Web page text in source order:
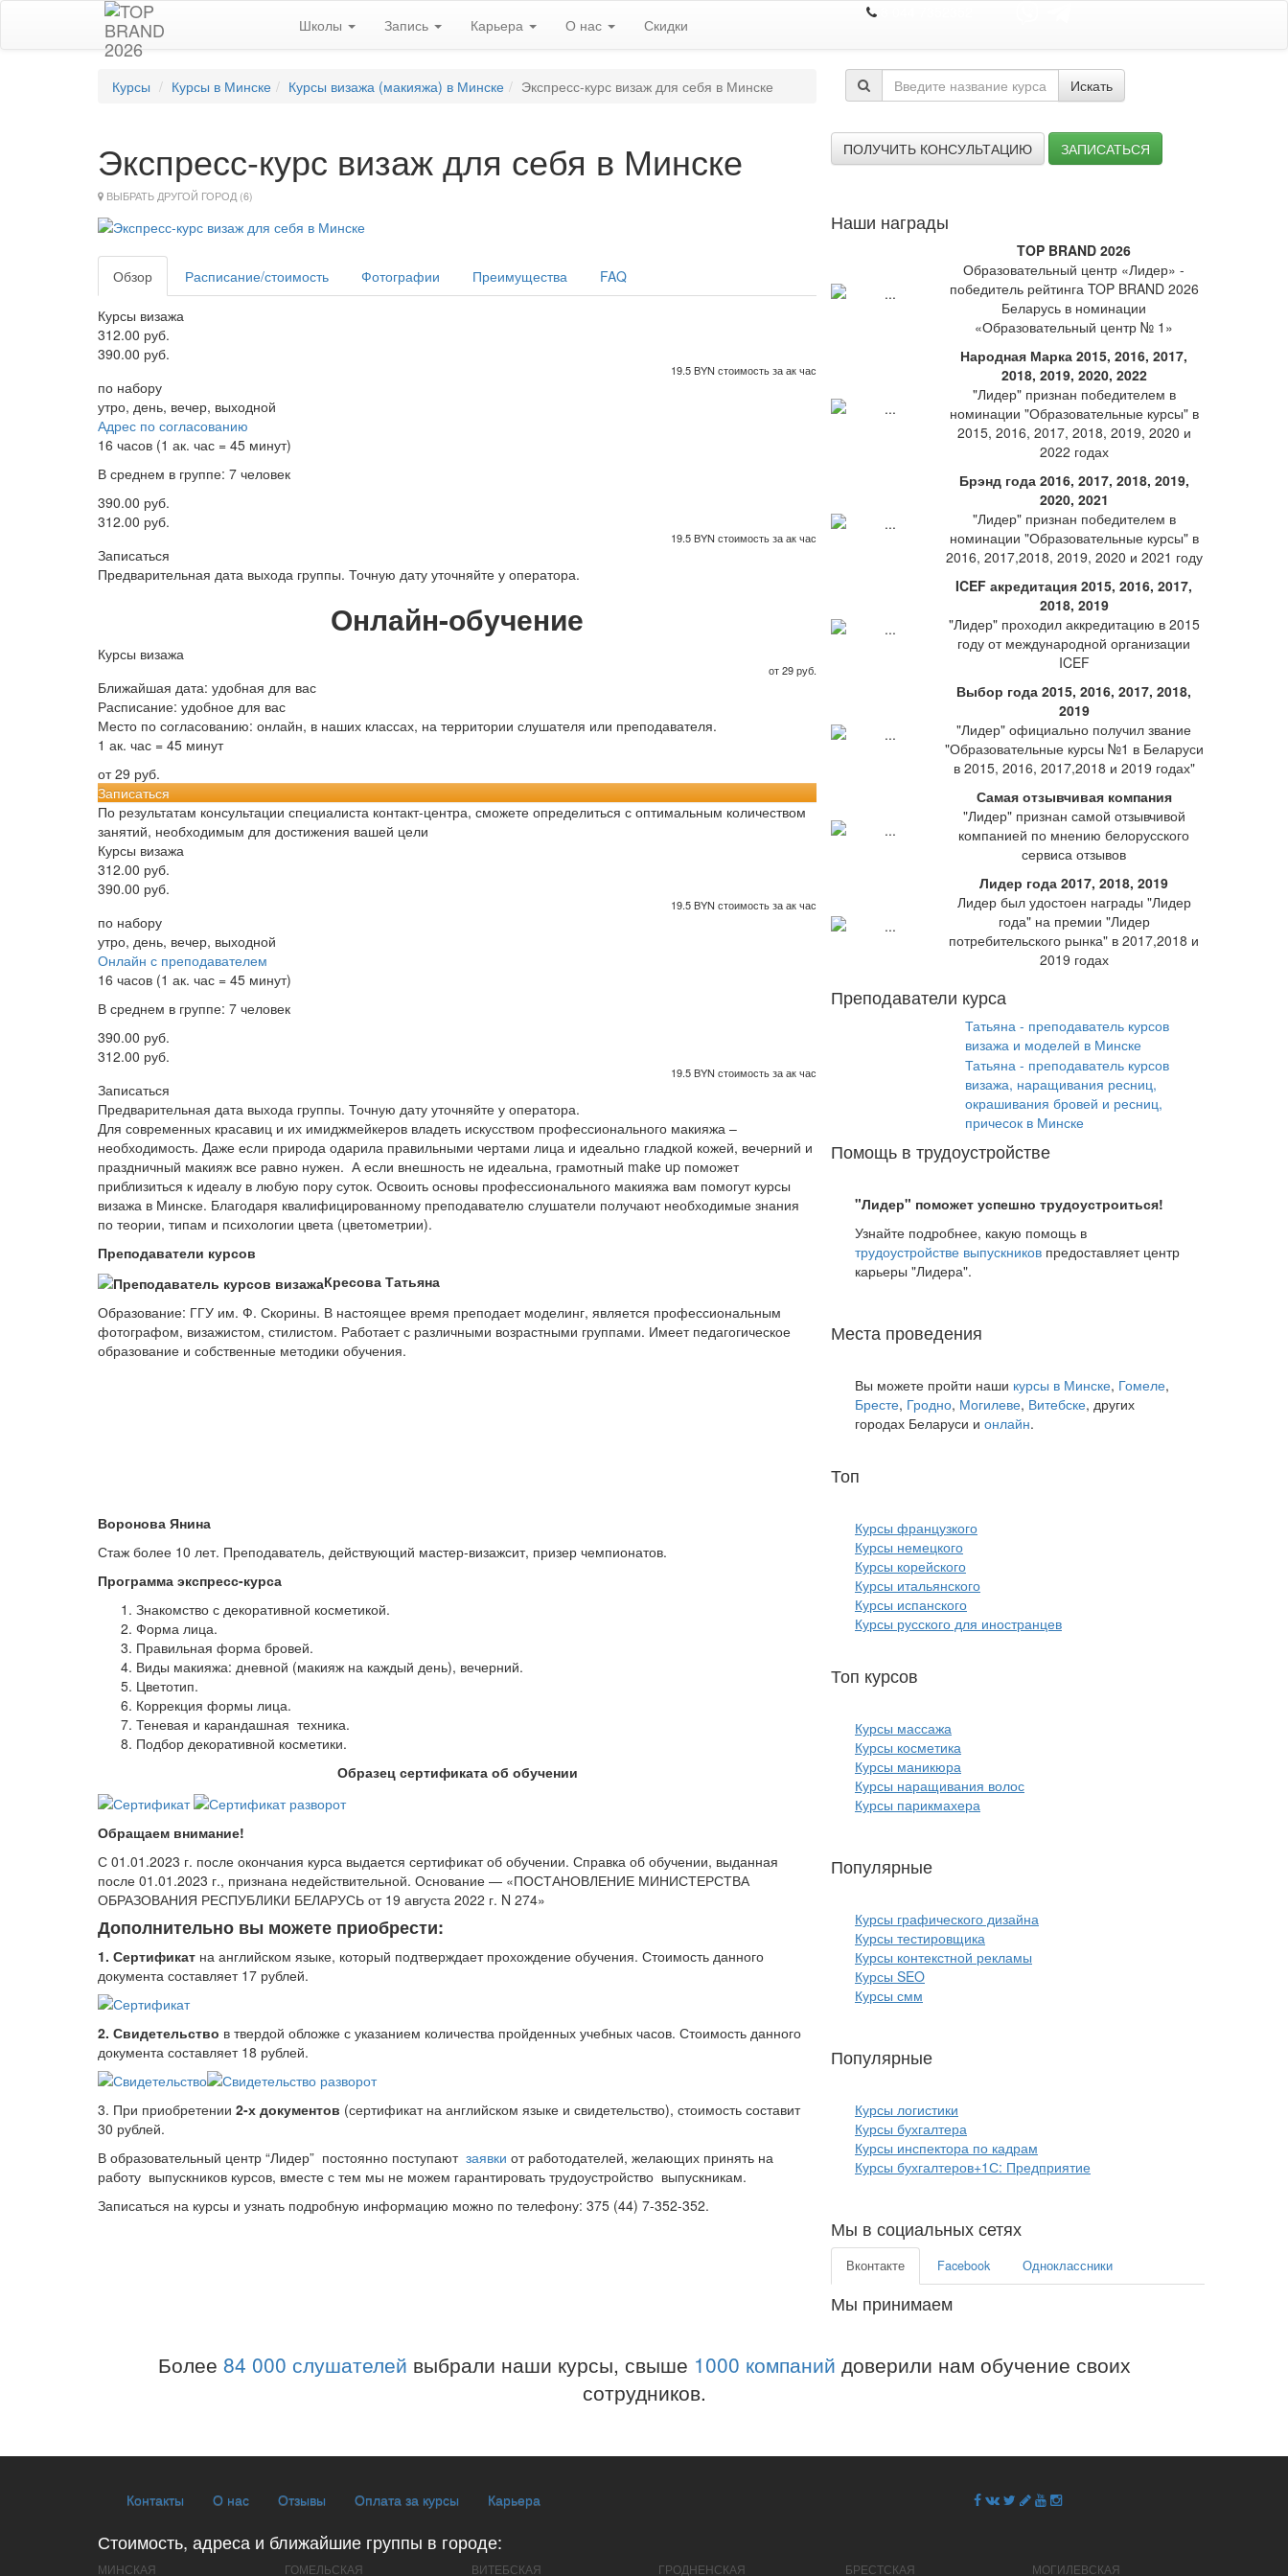
Школы Запись Карьера О нас Скидки
Курсы Курсы в Минске Курсы визажа (макияжа) в Минске Экспресс-курс визаж для себя в Минске Искать
Экспресс-курс визаж для себя в Минске ПОЛУЧИТЬ КОНСУЛЬТАЦИЮ ЗАПИСАТЬСЯ
ВЫБРАТЬ ДРУГОЙ ГОРОД (6)
Обзор Расписание/стоимость Фотографии Преимущества FAQ
Курсы визажа
312.00 руб.
390.00 руб.
19.5 BYN стоимость за ак час
по набору
утро, день, вечер, выходной
Адрес по согласованию
16 часов (1 ак. час = 45 минут)
В среднем в группе: 7 человек
390.00 руб.
312.00 руб.
19.5 BYN стоимость за ак час
Записаться
Предварительная дата выхода группы. Точную дату уточняйте у оператора.
Онлайн-обучение
Курсы визажа
от 29 руб.
Ближайшая дата: удобная для вас
Расписание: удобное для вас
Место по согласованию: онлайн, в наших классах, на территории слушателя или преподавателя.
1 ак. час = 45 минут
от 29 руб.
Записаться
По результатам консультации специалиста контакт-центра, сможете определиться с оптимальным количеством
занятий, необходимым для достижения вашей цели
Курсы визажа
312.00 руб.
390.00 руб.
19.5 BYN стоимость за ак час
по набору
утро, день, вечер, выходной
Онлайн с преподавателем
16 часов (1 ак. час = 45 минут)
В среднем в группе: 7 человек
390.00 руб.
312.00 руб.
19.5 BYN стоимость за ак час
Записаться
Предварительная дата выхода группы. Точную дату уточняйте у оператора.
Для современных красавиц и их имиджмейкеров владеть искусством профессионального макияжа –
необходимость. Даже если природа одарила правильными чертами лица и идеально гладкой кожей, вечерний и
праздничный макияж все равно нужен. А если внешность не идеальна, грамотный make up поможет
приблизиться к идеалу в любую пору суток. Освоить основы профессионального макияжа вам помогут курсы
визажа в Минске. Благодаря квалифицированному преподавателю слушатели получают необходимые знания
по теории, типам и психологии цвета (цветометрии).
Преподаватели курсов
Кресова Татьяна
Образование: ГГУ им. Ф. Скорины. В настоящее время преподает моделинг, является профессиональным
фотографом, визажистом, стилистом. Работает с различными возрастными группами. Имеет педагогическое
образование и собственные методики обучения.
Воронова Янина
Стаж более 10 лет. Преподаватель, действующий мастер-визажсит, призер чемпионатов.
Программа экспресс-курса
Знакомство с декоративной косметикой.
Форма лица.
Правильная форма бровей.
Виды макияжа: дневной (макияж на каждый день), вечерний.
Цветотип.
Коррекция формы лица.
Теневая и карандашная техника.
Подбор декоративной косметики.
Образец сертификата об обучении
Обращаем внимание!
С 01.01.2023 г. после окончания курса выдается сертификат об обучении. Справка об обучении, выданная
после 01.01.2023 г., признана недействительной. Основание — «ПОСТАНОВЛЕНИЕ МИНИСТЕРСТВА
ОБРАЗОВАНИЯ РЕСПУБЛИКИ БЕЛАРУСЬ от 19 августа 2022 г. N 274»
Дополнительно вы можете приобрести:
1. Сертификат на английском языке, который подтверждает прохождение обучения. Стоимость данного
документа составляет 17 рублей.
2. Свидетельство в твердой обложке с указанием количества пройденных учебных часов. Стоимость данного
документа составляет 18 рублей.
3. При приобретении 2-х документов (сертификат на английском языке и свидетельство), стоимость составит
30 рублей.
В образовательный центр “Лидер” постоянно поступают заявки от работодателей, желающих принять на
работу выпускников курсов, вместе с тем мы не можем гарантировать трудоустройство выпускникам.
Записаться на курсы и узнать подробную информацию можно по телефону: 375 (44) 7-352-352.
Наши награды
TOP BRAND 2026
Образовательный центр «Лидер» -
победитель рейтинга TOP BRAND 2026
Беларусь в номинации
«Образовательный центр № 1»
Народная Марка 2015, 2016, 2017,
2018, 2019, 2020, 2022
"Лидер" признан победителем в
номинации "Образовательные курсы" в
2015, 2016, 2017, 2018, 2019, 2020 и
2022 годах
Брэнд года 2016, 2017, 2018, 2019,
2020, 2021
"Лидер" признан победителем в
номинации "Образовательные курсы" в
2016, 2017,2018, 2019, 2020 и 2021 году
ICEF акредитация 2015, 2016, 2017,
2018, 2019
"Лидер" проходил аккредитацию в 2015
году от международной организации
ICEF
Выбор года 2015, 2016, 2017, 2018,
2019
"Лидер" официально получил звание
"Образовательные курсы №1 в Беларуси
в 2015, 2016, 2017,2018 и 2019 годах"
Самая отзывчивая компания
"Лидер" признан самой отзывчивой
компанией по мнению белорусского
сервиса отзывов
Лидер года 2017, 2018, 2019
Лидер был удостоен награды "Лидер
года" на премии "Лидер
потребительского рынка" в 2017,2018 и
2019 годах
Преподаватели курса
Татьяна - преподаватель курсов
визажа и моделей в Минске
Татьяна - преподаватель курсов
визажа, наращивания ресниц,
окрашивания бровей и ресниц,
причесок в Минске
Помощь в трудоустройстве
"Лидер" поможет успешно трудоустроиться!
Узнайте подробнее, какую помощь в
трудоустройстве выпускников предоставляет центр
карьеры "Лидера".
Места проведения
Вы можете пройти наши курсы в Минске, Гомеле,
Бресте, Гродно, Могилеве, Витебске, других
городах Беларуси и онлайн.
Топ
Курсы французкого
Курсы немецкого
Курсы корейского
Курсы итальянского
Курсы испанского
Курсы русского для иностранцев
Топ курсов
Курсы массажа
Курсы косметика
Курсы маникюра
Курсы наращивания волос
Курсы парикмахера
Популярные
Курсы графического дизайна
Курсы тестировщика
Курсы контекстной рекламы
Курсы SEO
Курсы смм
Популярные
Курсы логистики
Курсы бухгалтера
Курсы инспектора по кадрам
Курсы бухгалтеров+1С: Предприятие
Мы в социальных сетях
Вконтакте Facebook Одноклассники
Мы принимаем
Более 84 000 слушателей выбрали наши курсы, свыше 1000 компаний доверили нам обучение своих
сотрудников.
Контакты О нас Отзывы Оплата за курсы Карьера
Стоимость, адреса и ближайшие группы в городе:
МИНСКАЯ ГОМЕЛЬСКАЯ ВИТЕБСКАЯ ГРОДНЕНСКАЯ БРЕСТСКАЯ МОГИЛЕВСКАЯ